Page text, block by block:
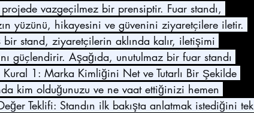
vazgeçilmez bir prensiptir. Fuar standı,
yüzünü, hikayesini ve güvenini ziyaretçilere iletir.
stand, ziyaretçilerin aklında kalır, iletişimi
güçlendirir. Aşağıda, unutulmaz bir fuar standı
1: Marka Kimliğini Net ve Tutarlı Bir Şekilde
kim olduğunuzu ve ne vaat ettiğinizi hemen
Teklifi: Standın ilk bakışta anlatmak istediğini tek